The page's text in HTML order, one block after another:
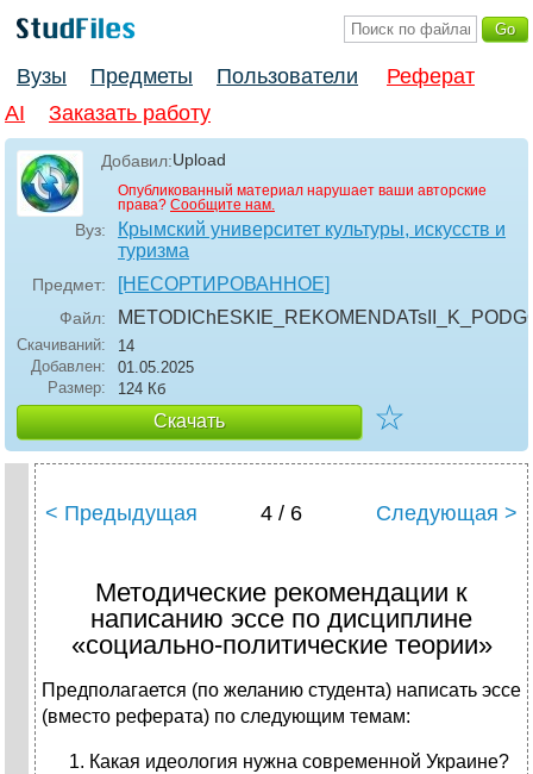
Вузы Предметы Пользователи
Реферат
AI
Заказать работу
Добавил:Upload
Опубликованный материал нарушает ваши авторские
права? Сообщите нам.
Вуз:
Крымский университет культуры, искусств и
туризма
Предмет: [НЕСОРТИРОВАННОЕ]
Файл:
Скачиваний:
14
Добавлен:
01.05.2025
Размер:
124 Кб
Скачать ☆
< Предыдущая 4 / 6 Следующая >
Методические рекомендации к
написанию эссе по дисциплине
«социально-политические теории»
Предполагается (по желанию студента) написать эссе
(вместо реферата) по следующим темам:
Какая идеология нужна современной Украине?